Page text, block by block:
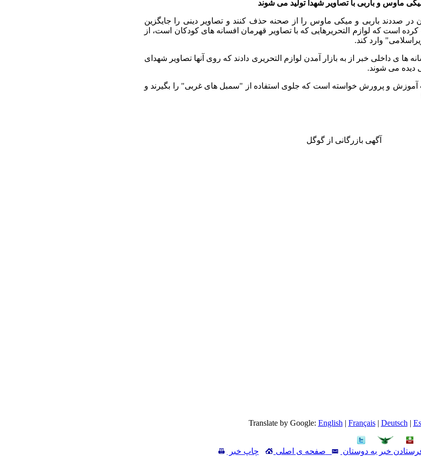
ماوس و باربی با تصاویر شهدا تولید می شوند
در صددند باربی و میکی ماوس را از صحنه حذف کنند و تصاویر دینی را جایگزین
کرده است که لوازم التحریرهایی که با تصاویر قهرمان افسانه های کودکان است، از
وارد کند.
ها ی داخلی خبر از به بازار آمدن لوازم التحریری دادند که روی آنها تصاویر شهدای
دیده می شوند.
آموزش و پرورش خواسته است که جلوی استفاده از "سمبل های غربی" را بگیرند و
آگهی بازرگانی از گوگل
Translate by Google: English | Français| Deutsch |
خبر به دوستان صفحه ی اصلی چاپ خبر